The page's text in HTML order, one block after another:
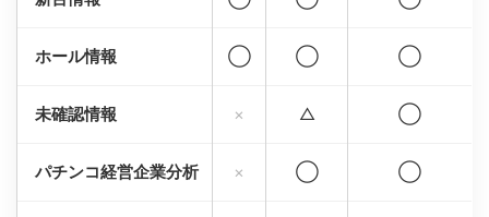
ホール情報 ◯ ◯ ◯
未確認情報 × △ ◯
パチンコ経営企業分析 × ◯ ◯